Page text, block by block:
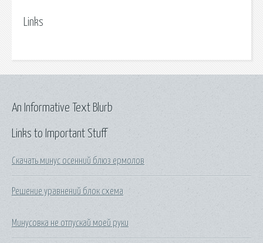
Links
Links to Important Stuff
Скачать минус осенний блюз ермолов
Решение уравнений блок схема
Минусовка не отпускай моей руки
An Informative Text Blurb